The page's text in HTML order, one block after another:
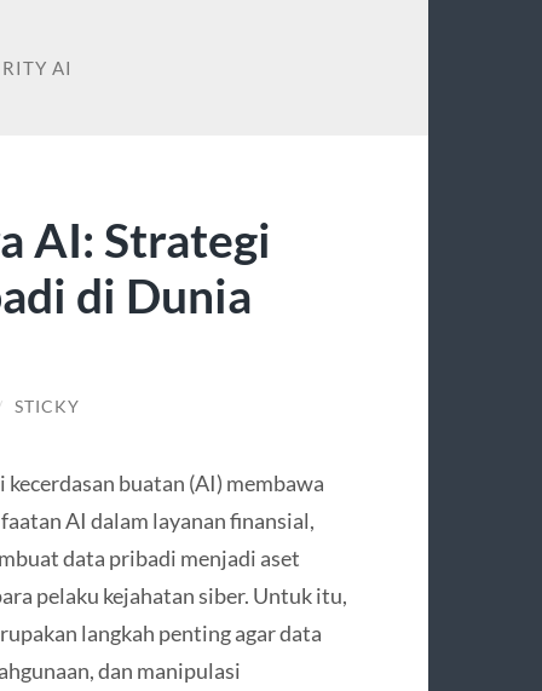
AI
AI: Strategi
di Dunia
STICKY
buatan (AI) membawa
AI dalam layanan finansial,
data pribadi menjadi aset
pelaku kejahatan siber. Untuk itu,
langkah penting agar data
dan manipulasi